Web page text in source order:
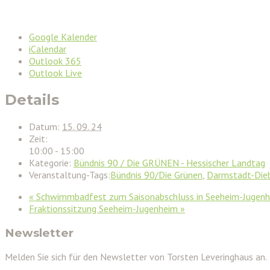
Google Kalender
iCalendar
Outlook 365
Outlook Live
Details
Datum: 15. 09. 24
Zeit:
10:00 - 15:00
Kategorie: Bündnis 90 / Die GRÜNEN - Hessischer Landtag
Veranstaltung-Tags:Bündnis 90/Die Grünen Darmstadt-
« Schwimmbadfest zum Saisonabschluss in Seeheim-
Fraktionssitzung Seeheim-Jugenheim »
Newsletter
Melden Sie sich für den Newsletter von Torsten Leveringhaus an.